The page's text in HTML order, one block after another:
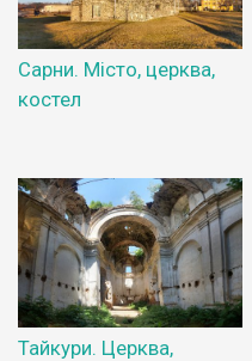
Сарни. Місто, церква,
костел
Тайкури. Церква,